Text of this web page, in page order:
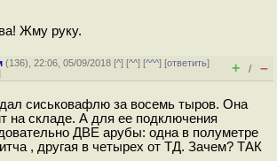
Жму руку.
(136), 22:06, 05/09/2018 [^] [^^] [^^^] [ответить]
+ / –
сиськовафлю за восемь тыров. Она
на складе. А для ее подключения
ДВЕ арубы: одна в полуметре
, другая в четырех от ТД. Зачем? ТАК